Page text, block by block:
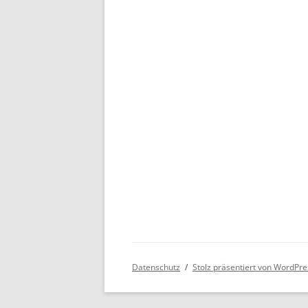
Datenschutz Stolz präsentiert von